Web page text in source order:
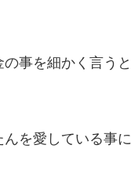
事を細かく言う
愛している事